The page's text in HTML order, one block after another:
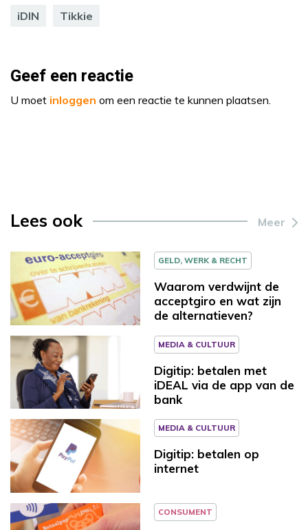
iDIN Tikkie
Geef een reactie
U moet inloggen om een reactie te kunnen plaatsen.
Lees ook Meer
GELD, WERK & RECHT
Waarom verdwijnt de
acceptgiro en wat zijn
de alternatieven?
MEDIA & CULTUUR
Digitip: betalen met
iDEAL via de app van de
bank
MEDIA & CULTUUR
Digitip: betalen op
internet
CONSUMENT